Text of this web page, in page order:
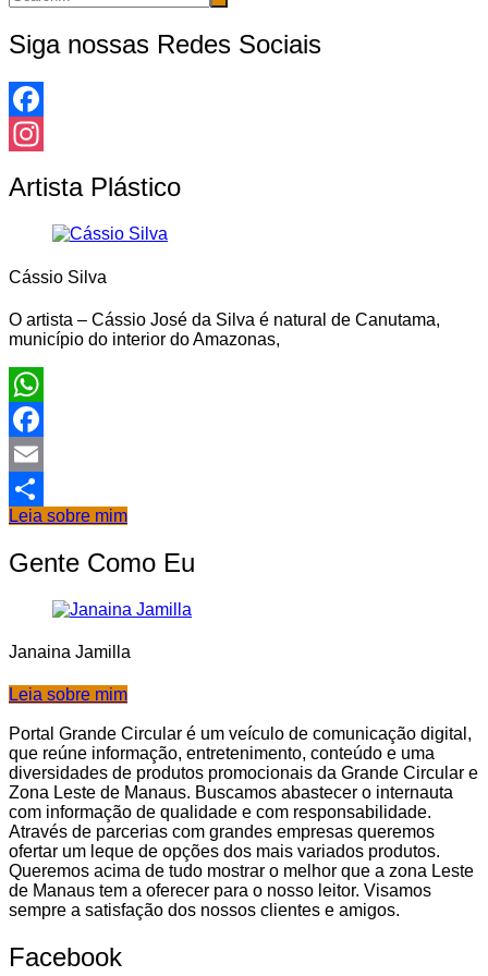
Siga nossas Redes Sociais
Facebook
Artista Plástico
Cássio Silva
O artista – Cássio José da Silva é natural de Canutama,
município do interior do Amazonas,
WhatsApp
Facebook
Email
Share
Leia sobre mim
Gente Como Eu
Janaina Jamilla
Leia sobre mim
Portal Grande Circular é um veículo de comunicação digital,
que reúne informação, entretenimento, conteúdo e uma
diversidades de produtos promocionais da Grande Circular e
Zona Leste de Manaus. Buscamos abastecer o internauta
com informação de qualidade e com responsabilidade.
Através de parcerias com grandes empresas queremos
ofertar um leque de opções dos mais variados produtos.
Queremos acima de tudo mostrar o melhor que a zona Leste
de Manaus tem a oferecer para o nosso leitor. Visamos
sempre a satisfação dos nossos clientes e amigos.
Facebook